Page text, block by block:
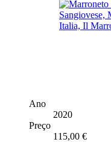
Ano
2020
Preço
115,00 €